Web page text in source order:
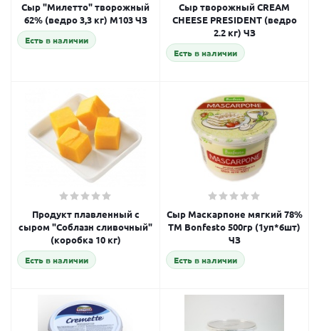
Сыр "Милетто" творожный
62% (ведро 3,3 кг) M103 ЧЗ
Есть в наличии
Сыр творожный CREAM
CHEESE PRESIDENT (ведро
2.2 кг) ЧЗ
Есть в наличии
Продукт плавленный с
сыром "Соблазн сливочный"
(коробка 10 кг)
Есть в наличии
Сыр Маскарпоне мягкий 78%
ТМ Bonfesto 500гр (1уп*6шт)
ЧЗ
Есть в наличии